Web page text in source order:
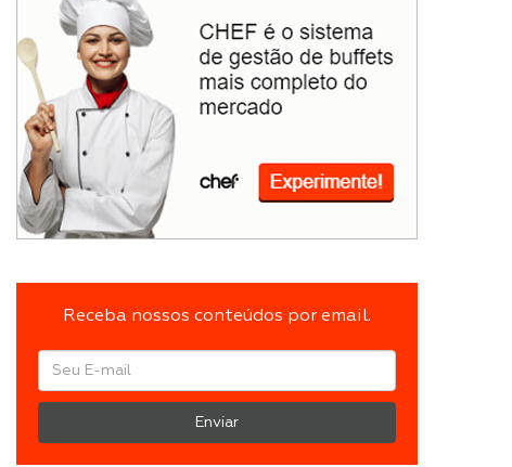
Receba nossos conteúdos por email.
Enviar